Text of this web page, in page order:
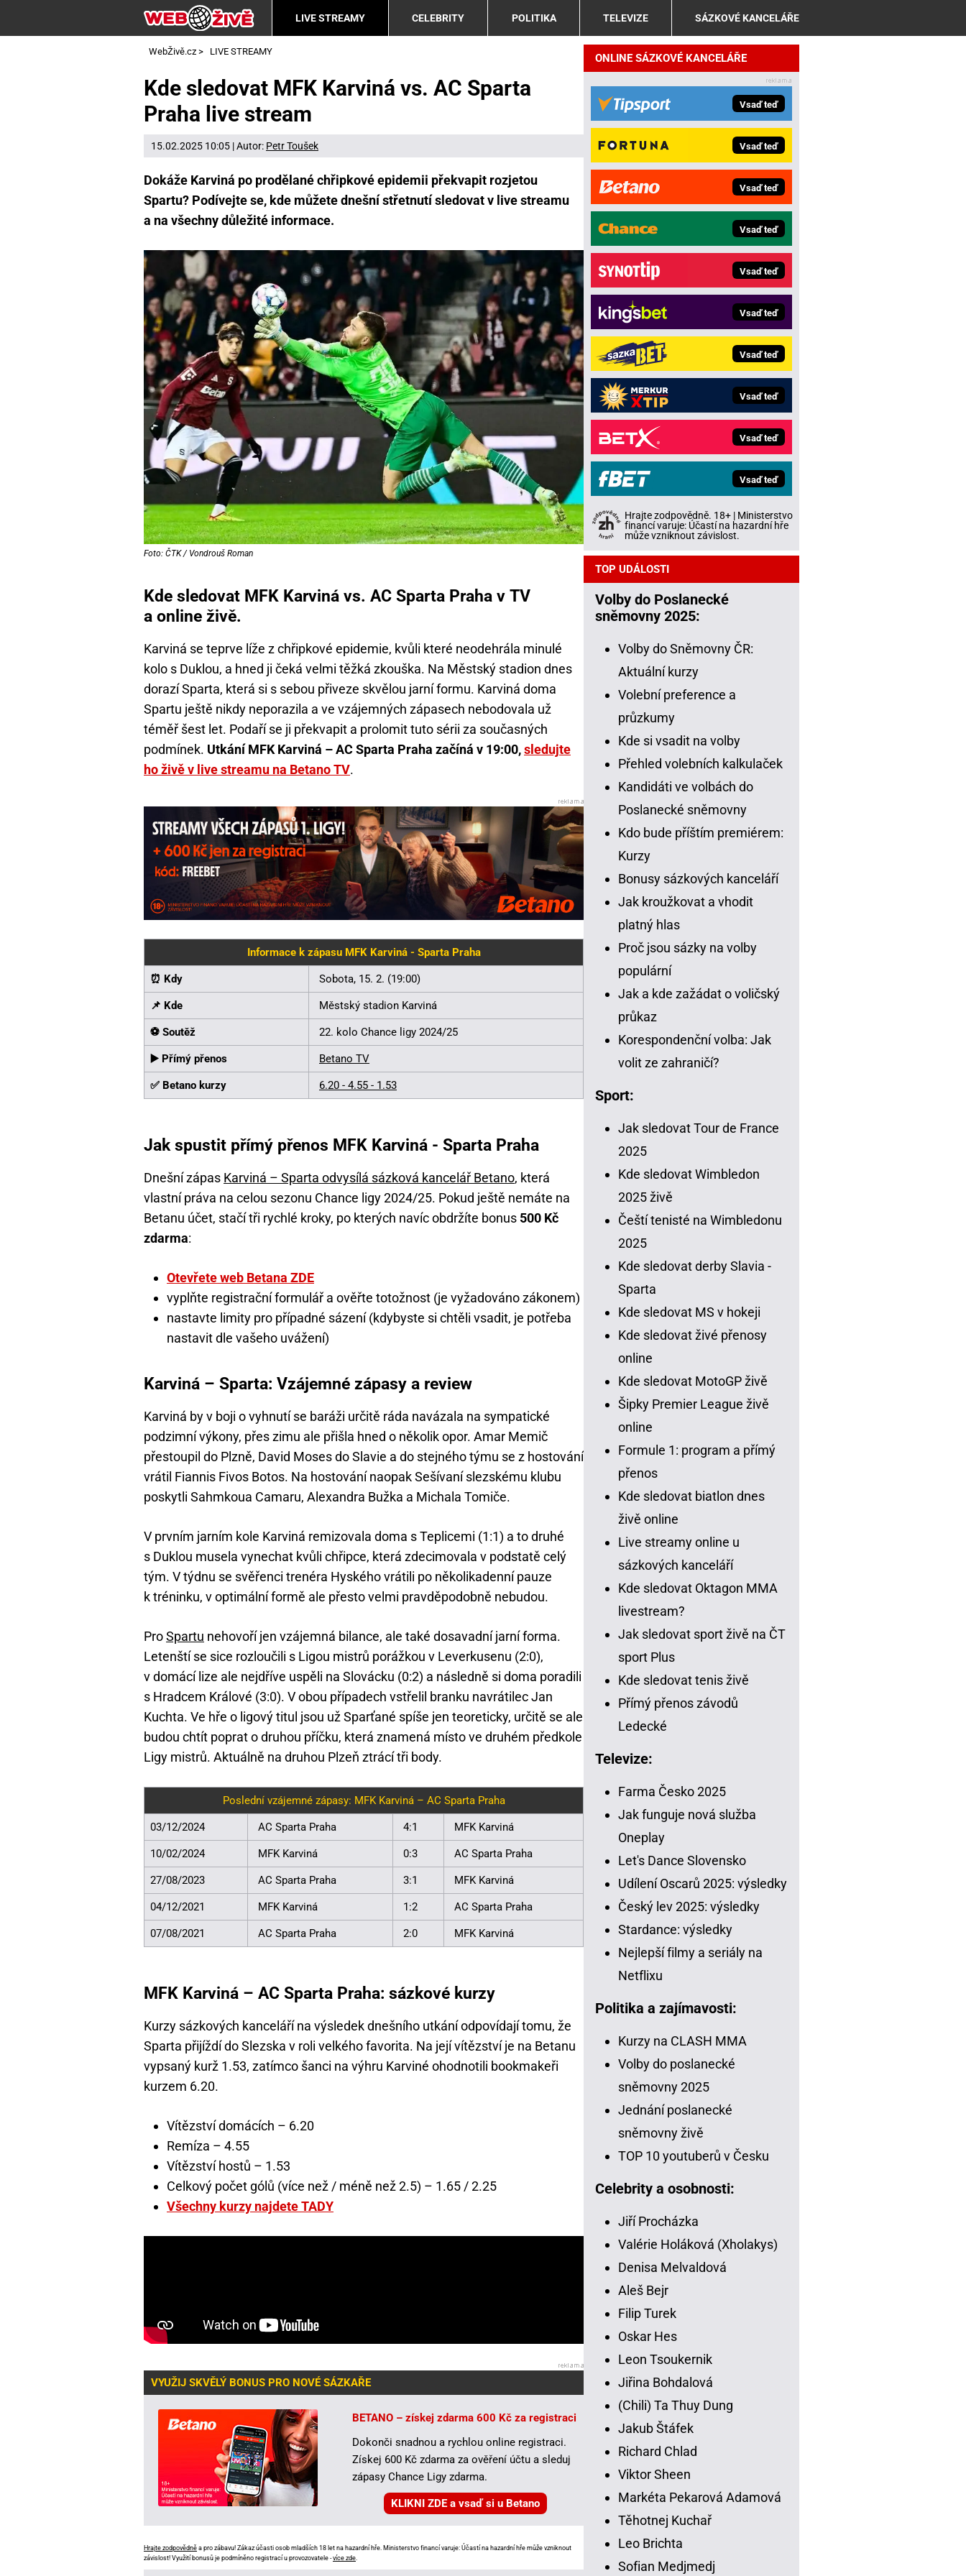
LIVE STREAMY CELEBRITY POLITIKA TELEVIZE SÁZKOVÉ KANCELÁŘE
WebŽivě.cz > LIVE STREAMY
Kde sledovat MFK Karviná vs. AC Sparta
Praha live stream
15.02.2025 10:05 | Autor: Petr Toušek
Dokáže Karviná po prodělané chřipkové epidemii překvapit rozjetou
Spartu? Podívejte se, kde můžete dnešní střetnutí sledovat v live streamu
a na všechny důležité informace.
Foto: ČTK / Vondrouš Roman
Kde sledovat MFK Karviná vs. AC Sparta Praha v TV
a online živě.
Karviná se teprve líže z chřipkové epidemie, kvůli které neodehrála minulé
kolo s Duklou, a hned ji čeká velmi těžká zkouška. Na Městský stadion dnes
dorazí Sparta, která si s sebou přiveze skvělou jarní formu. Karviná doma
Spartu ještě nikdy neporazila a ve vzájemných zápasech nebodovala už
téměř šest let. Podaří se ji překvapit a prolomit tuto sérii za současných
podmínek. Utkání MFK Karviná – AC Sparta Praha začíná v 19:00,sledujte
ho živě v live streamu na Betano TV.
Informace k zápasu MFK Karviná - Sparta Praha
⏰ Kdy Sobota, 15. 2. (19:00)
📌 Kde Městský stadion Karviná
⚽️ Soutěž 22. kolo Chance ligy 2024/25
▶️ Přímý přenos Betano TV
✅ Betano kurzy 6.20 - 4.55 - 1.53
Jak spustit přímý přenos MFK Karviná - Sparta Praha
Dnešní zápas Karviná – Sparta odvysílá sázková kancelář Betano, která
vlastní práva na celou sezonu Chance ligy 2024/25. Pokud ještě nemáte na
Betanu účet, stačí tři rychlé kroky, po kterých navíc obdržíte bonus 500 Kč
zdarma:
Otevřete web Betana ZDE
vyplňte registrační formulář a ověřte totožnost (je vyžadováno zákonem)
nastavte limity pro případné sázení (kdybyste si chtěli vsadit, je potřeba
nastavit dle vašeho uvážení)
Karviná – Sparta: Vzájemné zápasy a review
Karviná by v boji o vyhnutí se baráži určitě ráda navázala na sympatické
podzimní výkony, přes zimu ale přišla hned o několik opor. Amar Memič
přestoupil do Plzně, David Moses do Slavie a do stejného týmu se z hostování
vrátil Fiannis Fivos Botos. Na hostování naopak Sešívaní slezskému klubu
poskytli Sahmkoua Camaru, Alexandra Bužka a Michala Tomiče.
V prvním jarním kole Karviná remizovala doma s Teplicemi (1:1) a to druhé
s Duklou musela vynechat kvůli chřipce, která zdecimovala v podstatě celý
tým. V týdnu se svěřenci trenéra Hyského vrátili po několikadenní pauze
k tréninku, v optimální formě ale přesto velmi pravděpodobně nebudou.
ProSpartu nehovoří jen vzájemná bilance, ale také dosavadní jarní forma.
Letenští se sice rozloučili s Ligou mistrů porážkou v Leverkusenu (2:0),
v domácí lize ale nejdříve uspěli na Slovácku (0:2) a následně si doma poradili
s Hradcem Králové (3:0). V obou případech vstřelil branku navrátilec Jan
Kuchta. Ve hře o ligový titul jsou už Sparťané spíše jen teoreticky, určitě se ale
budou chtít poprat o druhou příčku, která znamená místo ve druhém předkole
Ligy mistrů. Aktuálně na druhou Plzeň ztrácí tři body.
Poslední vzájemné zápasy: MFK Karviná – AC Sparta Praha
03/12/2024 AC Sparta Praha 4:1 MFK Karviná
10/02/2024 MFK Karviná 0:3 AC Sparta Praha
27/08/2023 AC Sparta Praha 3:1 MFK Karviná
04/12/2021 MFK Karviná 1:2 AC Sparta Praha
07/08/2021 AC Sparta Praha 2:0 MFK Karviná
MFK Karviná – AC Sparta Praha: sázkové kurzy
Kurzy sázkových kanceláří na výsledek dnešního utkání odpovídají tomu, že
Sparta přijíždí do Slezska v roli velkého favorita. Na její vítězství je na Betanu
vypsaný kurž 1.53, zatímco šanci na výhru Karviné ohodnotili bookmakeři
kurzem 6.20.
Vítězství domácích – 6.20
Remíza – 4.55
Vítězství hostů – 1.53
Celkový počet gólů (více než / méně než 2.5) – 1.65 / 2.25
Všechny kurzy najdete TADY
VYUŽIJ SKVĚLÝ BONUS PRO NOVÉ SÁZKAŘE
BETANO – získej zdarma 600 Kč za registraci
Dokonči snadnou a rychlou online registraci.
Získej 600 Kč zdarma za ověření účtu a sleduj
zápasy Chance Ligy zdarma.
KLIKNI ZDE a vsaď si u Betano
Hrajte zodpovědně a pro zábavu! Zákaz účasti osob mladších 18 let na hazardní hře. Ministerstvo financí varuje: Účastí na hazardní hře může vzniknout
závislost! Využití bonusů je podmíněno registrací u provozovatele -více zde
ONLINE SÁZKOVÉ KANCELÁŘE
Vsaď teď
Vsaď teď
Vsaď teď
Vsaď teď
Vsaď teď
Vsaď teď
Vsaď teď
Vsaď teď
Vsaď teď
Vsaď teď
Hrajte zodpovědně. 18+ | Ministerstvo
financí varuje: Účastí na hazardní hře
může vzniknout závislost.
TOP UDÁLOSTI
Volby do Poslanecké
sněmovny 2025:
Volby do Sněmovny ČR:
Aktuální kurzy
Volební preference a
průzkumy
Kde si vsadit na volby
Přehled volebních kalkulaček
Kandidáti ve volbách do
Poslanecké sněmovny
Kdo bude příštím premiérem:
Kurzy
Bonusy sázkových kanceláří
Jak kroužkovat a vhodit
platný hlas
Proč jsou sázky na volby
populární
Jak a kde zažádat o voličský
průkaz
Korespondenční volba: Jak
volit ze zahraničí?
Sport:
Jak sledovat Tour de France
2025
Kde sledovat Wimbledon
2025 živě
Čeští tenisté na Wimbledonu
2025
Kde sledovat derby Slavia -
Sparta
Kde sledovat MS v hokeji
Kde sledovat živé přenosy
online
Kde sledovat MotoGP živě
Šipky Premier League živě
online
Formule 1: program a přímý
přenos
Kde sledovat biatlon dnes
živě online
Live streamy online u
sázkových kanceláří
Kde sledovat Oktagon MMA
livestream?
Jak sledovat sport živě na ČT
sport Plus
Kde sledovat tenis živě
Přímý přenos závodů
Ledecké
Televize:
Farma Česko 2025
Jak funguje nová služba
Oneplay
Let's Dance Slovensko
Udílení Oscarů 2025: výsledky
Český lev 2025: výsledky
Stardance: výsledky
Nejlepší filmy a seriály na
Netflixu
Politika a zajímavosti:
Kurzy na CLASH MMA
Volby do poslanecké
sněmovny 2025
Jednání poslanecké
sněmovny živě
TOP 10 youtuberů v Česku
Celebrity a osobnosti:
Jiří Procházka
Valérie Holáková (Xholakys)
Denisa Melvaldová
Aleš Bejr
Filip Turek
Oskar Hes
Leon Tsoukernik
Jiřina Bohdalová
(Chili) Ta Thuy Dung
Jakub Štáfek
Richard Chlad
Viktor Sheen
Markéta Pekarová Adamová
Těhotnej Kuchař
Leo Brichta
Sofian Medjmedj